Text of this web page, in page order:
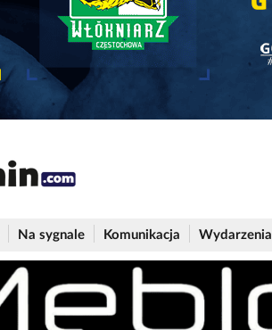
Na sygnale Komunikacja Wydarzenia